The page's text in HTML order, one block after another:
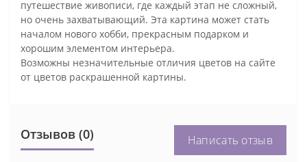
путешествие живописи, где каждый этап не сложный,
но очень захватывающий. Эта картина может стать
началом нового хобби, прекрасным подарком и
хорошим элементом интерьера.
Возможны незначительные отличия цветов на сайте
от цветов раскрашенной картины.
Отзывов (0) Написать отзыв